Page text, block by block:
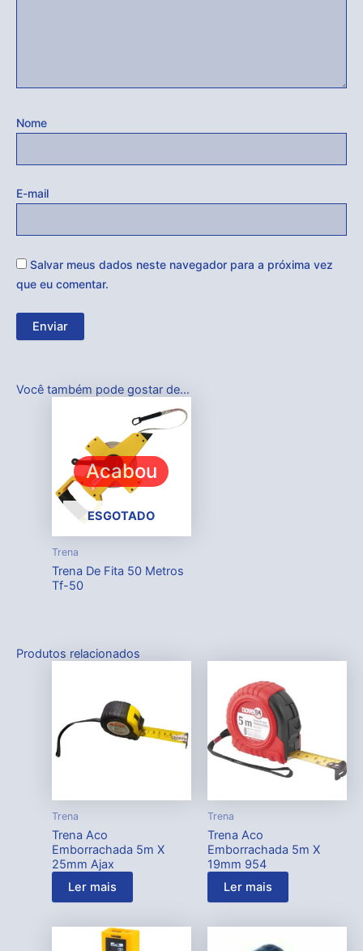
Nome
E-mail
Salvar meus dados neste navegador para a próxima vez
que eu comentar.
Você também pode gostar de…
Acabou
ESGOTADO
Trena
Trena De Fita 50 Metros
Tf-50
Produtos relacionados
Trena
Trena Aco
Emborrachada 5m X
25mm Ajax
Ler mais
Trena
Trena Aco
Emborrachada 5m X
19mm 954
Ler mais